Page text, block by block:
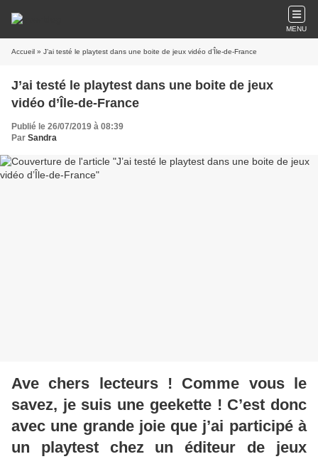
MENU
Accueil » J’ai testé le playtest dans une boite de jeux vidéo d’Île-de-France
J’ai testé le playtest dans une boite de jeux
vidéo d’Île-de-France
Publié le 26/07/2019 à 08:39
Par Sandra
Ave chers lecteurs ! Comme vous le
savez, je suis une geekette ! C’est donc
avec une grande joie que j’ai participé à
un playtest chez un éditeur de jeux